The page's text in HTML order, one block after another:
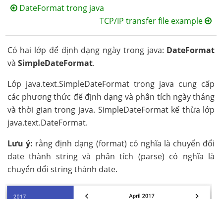
DateFormat trong java
TCP/IP transfer file example
Có hai lớp để định dạng ngày trong java: DateFormat
và SimpleDateFormat.
Lớp java.text.SimpleDateFormat trong java cung cấp
các phương thức để định dạng và phân tích ngày tháng
và thời gian trong java. SimpleDateFormat kế thừa lớp
java.text.DateFormat.
Lưu ý: rằng định dạng (format) có nghĩa là chuyển đổi
date thành string và phân tích (parse) có nghĩa là
chuyển đổi string thành date.